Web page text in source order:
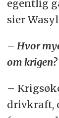
egentlig
sier
– Hvor
om krigen?
–
drivkraft,